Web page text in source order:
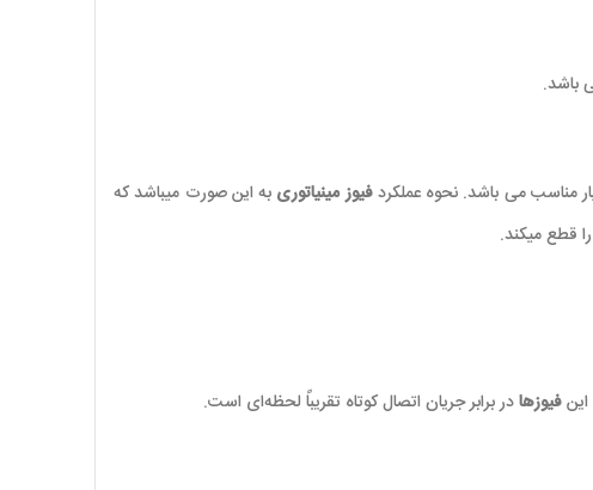
باشد.
مناسب می باشد. نحوه عملکردفیوز مینیاتوری به این صورت میباشد که
قطع میکند.
فیوزهادر برابر جریان اتصال کوتاه تقریباً لحظه‌ای است.